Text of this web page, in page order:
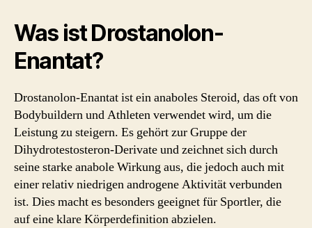
Was ist Drostanolon-
Enantat?
Drostanolon-Enantat ist ein anaboles Steroid, das oft von
Bodybuildern und Athleten verwendet wird, um die
Leistung zu steigern. Es gehört zur Gruppe der
Dihydrotestosteron-Derivate und zeichnet sich durch
seine starke anabole Wirkung aus, die jedoch auch mit
einer relativ niedrigen androgene Aktivität verbunden
ist. Dies macht es besonders geeignet für Sportler, die
auf eine klare Körperdefinition abzielen.